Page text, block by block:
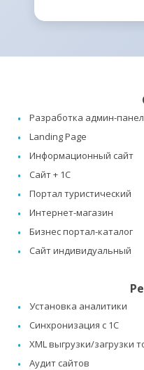
Разработка админ-
Landing Page
Информационный сайт
Сайт + 1C
Портал туристический
Интернет-магазин
Бизнес портал-каталог
Сайт индивидуальный
Установка аналитики
Синхронизация с 1C
XML выгрузки/загрузки
Аудит сайтов